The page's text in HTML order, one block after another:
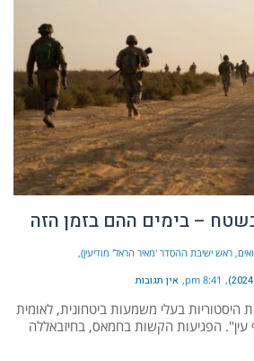
– בימים ההם בזמן הזה
ראש ישיבת ההסדר 'מאיר הראל' מודיעין)
8:41 pm אין תגובות
היסטוריות בעלי משמעות ביטחונית, לאומית
הפגיעות הקשות בחמאס, בחיזבאללה